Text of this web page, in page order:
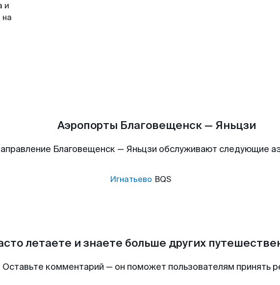
и
на
Аэропорты Благовещенск — Яньцзи
Благовещенск — Яньцзи обслуживают следующие
Игнатьево BQS
летаете и знаете больше других
Оставьте комментарий — он поможет пользователям принять